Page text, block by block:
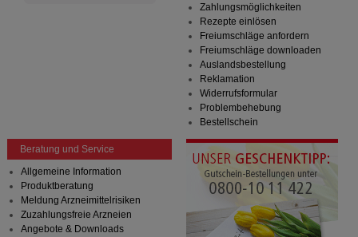
Drittseiten möglichst relevant für Sie zu gestalten.
Bitte beachten Sie, dass Daten hierfür teilweise an
Dritte wie z.B. Google oder soziale Medien
Zahlungsmöglichkeiten
Rezepte einlösen
Freiumschläge anfordern
Freiumschläge downloaden
Auslandsbestellung
Reklamation
Widerrufsformular
Problembehebung
Bestellschein
Beratung und Service
Allgemeine Information
Produktberatung
Meldung Arzneimittelrisiken
Zuzahlungsfreie Arzneien
Angebote & Downloads